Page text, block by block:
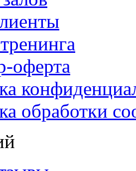
оферта
обработки